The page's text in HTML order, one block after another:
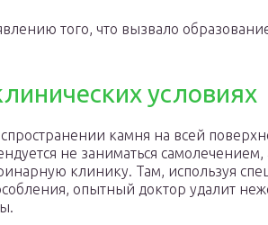
того, что вызвало
условиях
камня на всей
не заниматься самолечением,
клинику. Там, используя
опытный доктор удалит